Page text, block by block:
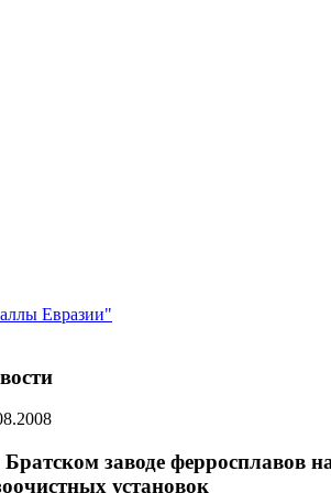
Евразии"
заводе ферросплавов
установок